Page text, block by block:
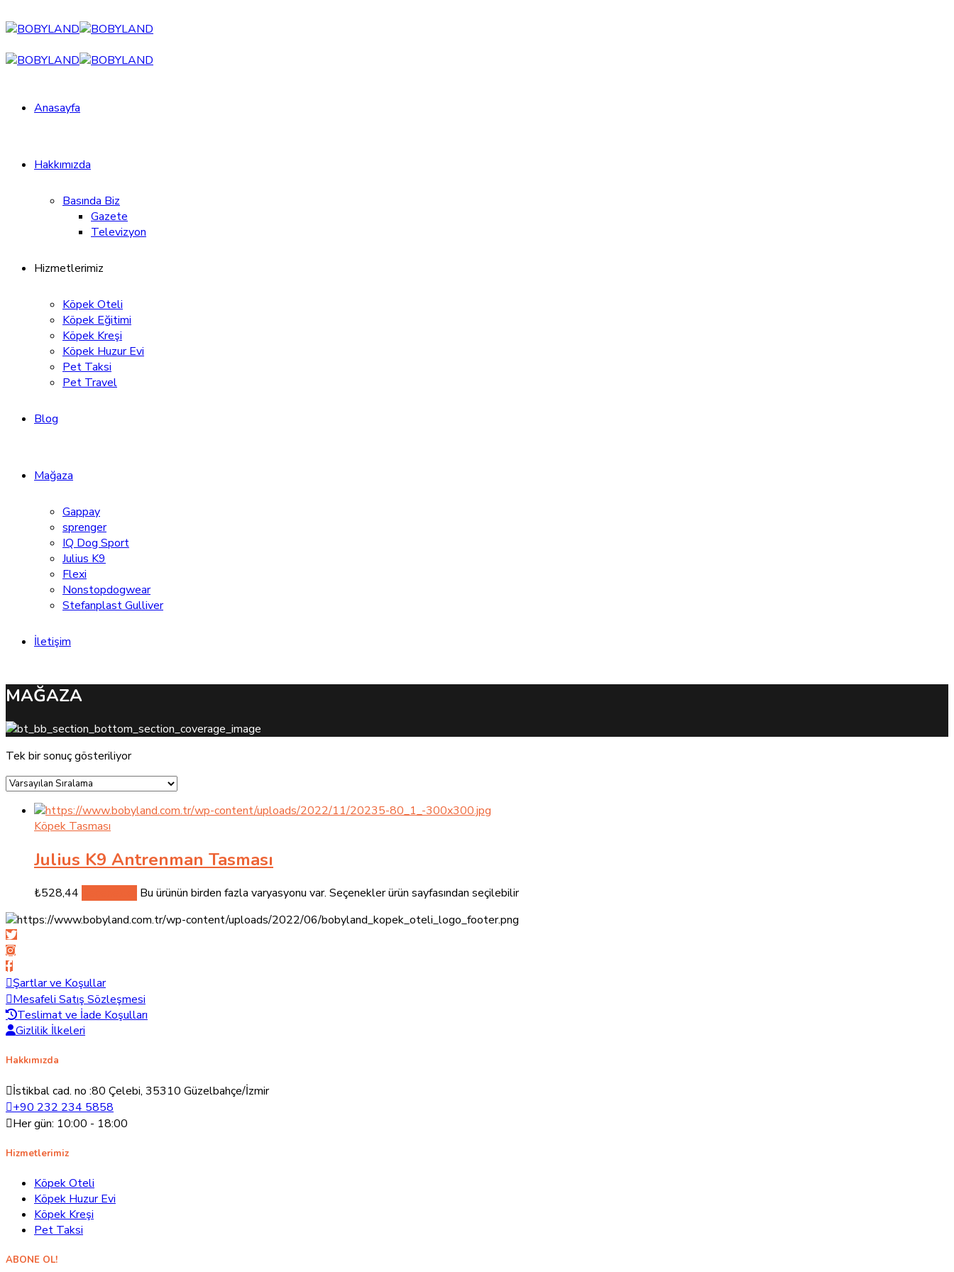
Anasayfa
Hakkımızda
Basında Biz
Gazete
Televizyon
Hizmetlerimiz
Köpek Oteli
Köpek Eğitimi
Köpek Kreşi
Köpek Huzur Evi
Pet Taksi
Pet Travel
Blog
Mağaza
Gappay
sprenger
IQ Dog Sport
Julius K9
Flexi
Nonstopdogwear
Stefanplast Gulliver
İletişim
MAĞAZA
Tek bir sonuç gösteriliyor
Köpek Tasması
Julius K9 Antrenman Tasması
₺528,44 Bu ürünün birden fazla varyasyonu var. Seçenekler ürün sayfasından seçilebilir
Şartlar ve Koşullar
Mesafeli Satış Sözleşmesi
Teslimat ve İade Koşulları
Gizlilik İlkeleri
Hakkımızda
İstikbal cad. no :80 Çelebi, 35310 Güzelbahçe/İzmir
+90 232 234 5858
Her gün: 10:00 - 18:00
Hizmetlerimiz
Köpek Oteli
Köpek Huzur Evi
Köpek Kreşi
Pet Taksi
ABONE OL!